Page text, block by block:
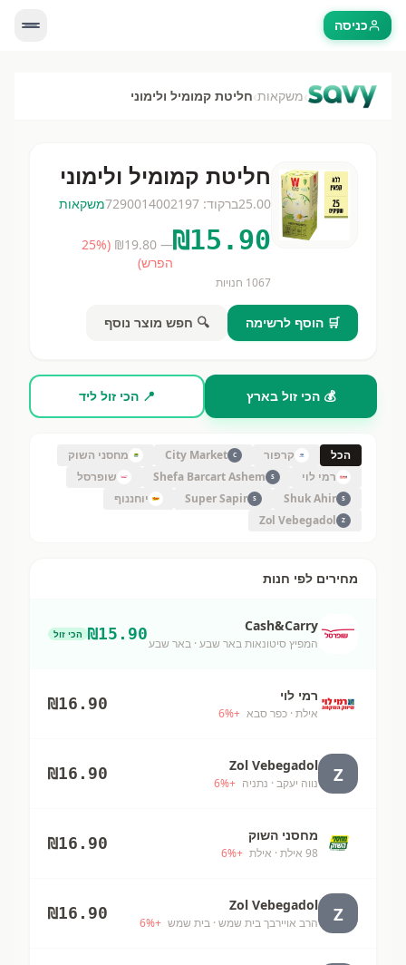
כניסה
›משקאות›חליטת קמומיל ולימוני
חליטת קמומיל ולימוני
25.00ברקוד: 7290014002197משקאות
₪15.90
— ₪
19.80
(
25%
הפרש)
1067 חנויות
🛒 הוסף לרשימה 🔍 חפש מוצר נוסף
💰 הכי זול בארץ 📍 הכי זול ליד
הכל קרפור C
City Market
מחסני השוק
רמי לוי
S
Shefa Barcart Ashem שופרסל
S
Shuk Ahir
S
Super Sapir יוחננוף
Z
Zol Vebegadol
מחירים לפי חנות
Cash&Carry
המפיץ סיטונאות באר שבע · באר שבע
₪15.90 הכי זול
רמי לוי
אילת · כפר סבא +
6%
₪16.90
Z
Zol Vebegadol
נווה יעקב · נתניה +
6%
₪16.90
מחסני השוק
98 אילת · אילת +
6%
₪16.90
Z
Zol Vebegadol
הרב אויירבך בית שמש · בית שמש +
6%
₪16.90